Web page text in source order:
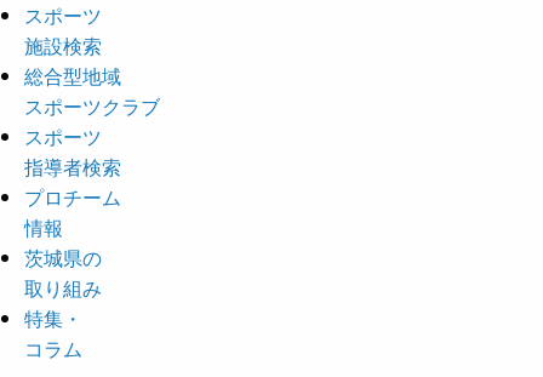
スポーツ
施設検索
総合型地域
スポーツクラブ
スポーツ
指導者検索
プロチーム
情報
茨城県の
取り組み
特集・
コラム